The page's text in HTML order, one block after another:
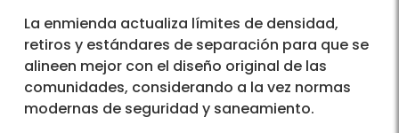
La enmienda actualiza límites de densidad,
retiros y estándares de separación para que se
alineen mejor con el diseño original de las
comunidades, considerando a la vez normas
modernas de seguridad y saneamiento.